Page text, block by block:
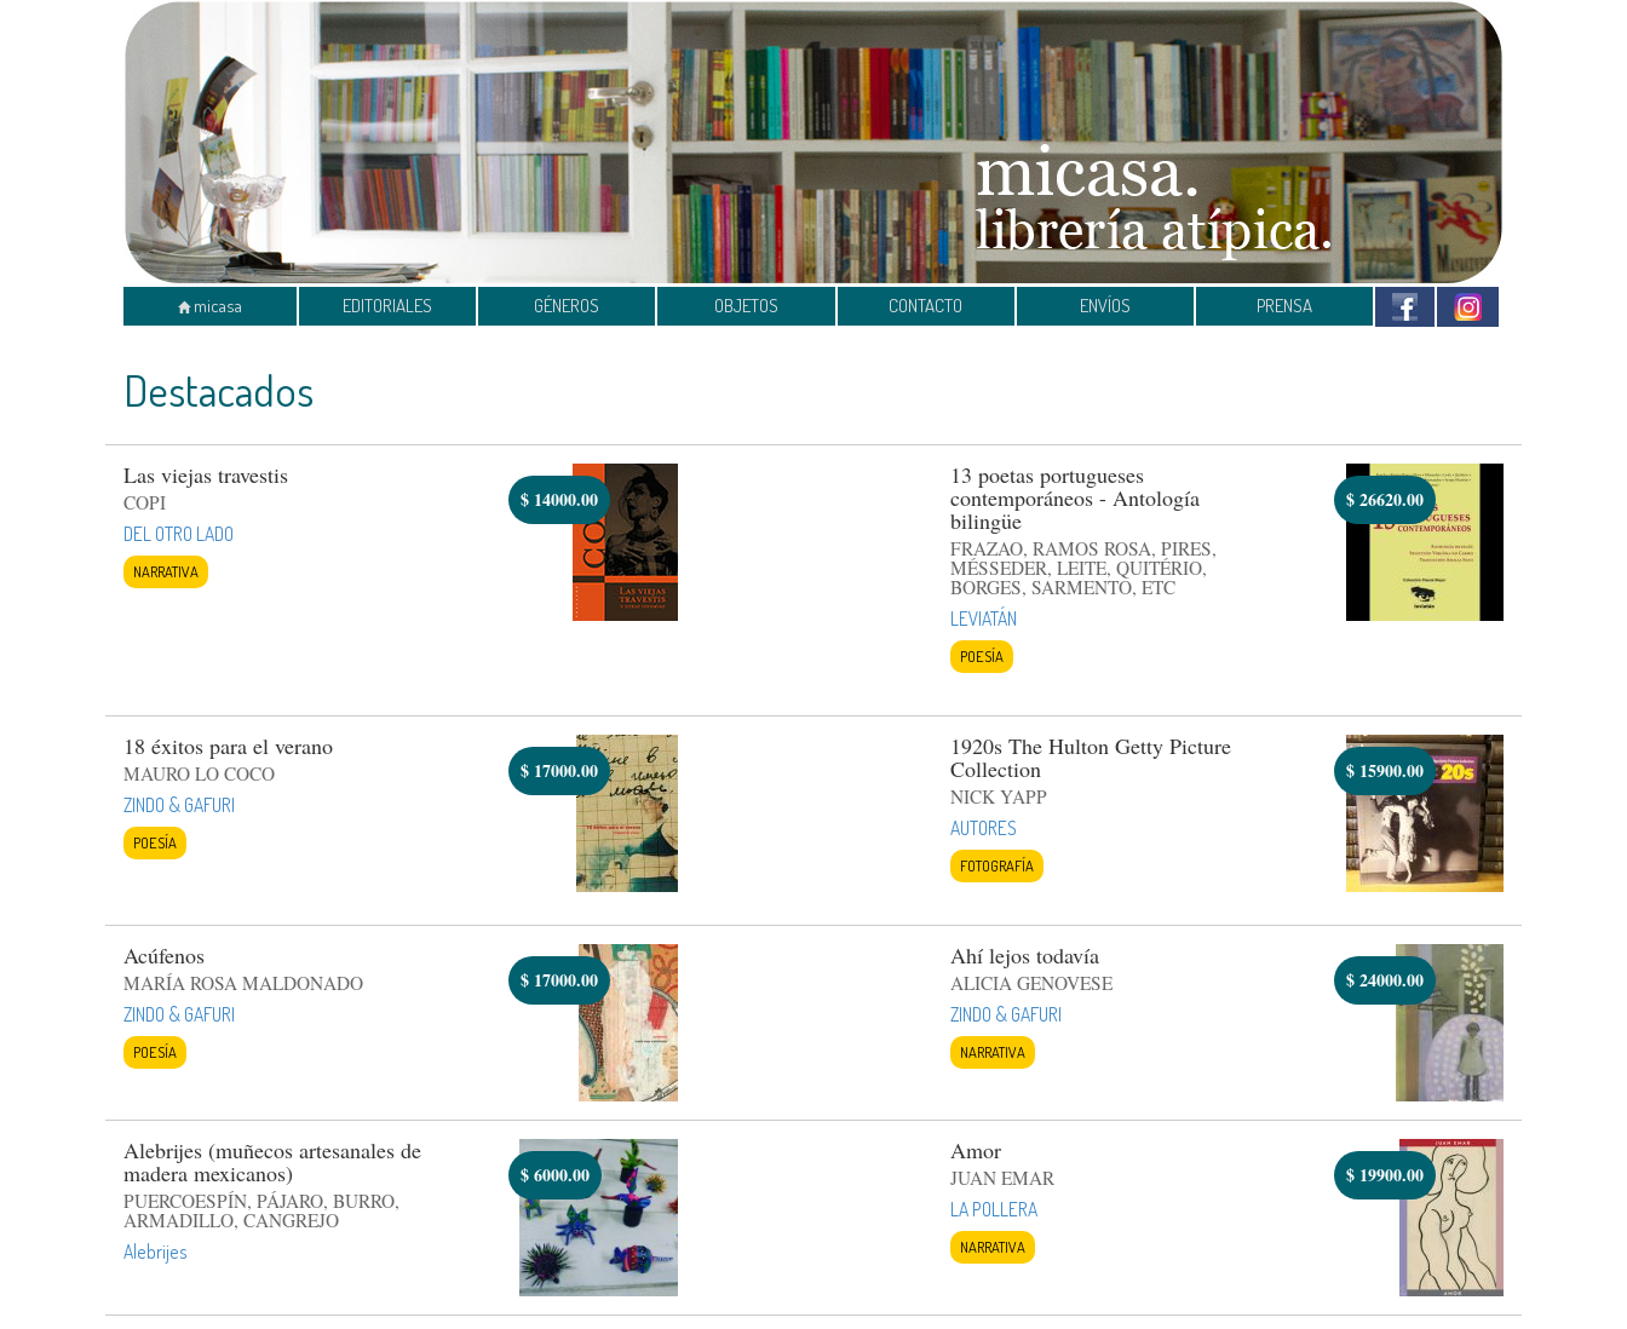
micasa EDITORIALES GÉNEROS OBJETOS CONTACTO ENVÍOS PRENSA
Destacados
Las viejas travestis
COPI
DEL OTRO LADO
NARRATIVA
$14000.00
13 poetas portugueses
contemporáneos - Antología
bilingüe
FRAZAO, RAMOS ROSA, PIRES,
MÉSSEDER, LEITE, QUITÉRIO,
BORGES, SARMENTO, ETC
LEVIATÁN
POESÍA
$26620.00
18 éxitos para el verano
MAURO LO COCO
ZINDO & GAFURI
POESÍA
$17000.00
1920s The Hulton Getty Picture
Collection
NICK YAPP
AUTORES
FOTOGRAFÍA
$ 15900.00
Acúfenos
MARÍA ROSA MALDONADO
ZINDO & GAFURI
POESÍA
$17000.00
Ahí lejos todavía
ALICIA GENOVESE
ZINDO & GAFURI
NARRATIVA
$24000.00
Alebrijes (muñecos artesanales de
madera mexicanos)
PUERCOESPÍN, PÁJARO, BURRO,
ARMADILLO, CANGREJO
Alebrijes
$6000.00
Amor
JUAN EMAR
LA POLLERA
NARRATIVA
$ 19900.00